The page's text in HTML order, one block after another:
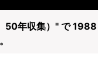
50年収集）" で 1988